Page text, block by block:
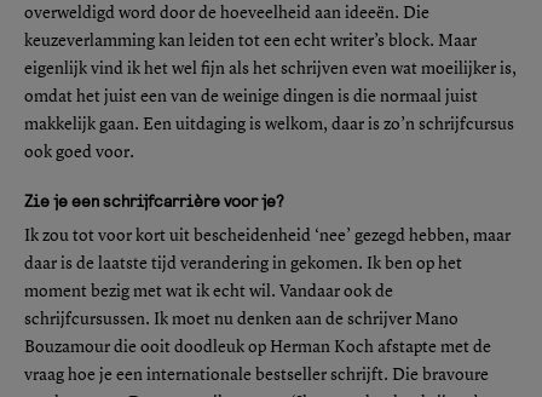
overweldigd word door de hoeveelheid aan ideeën. Die
keuzeverlamming kan leiden tot een echt writer’s block. Maar
eigenlijk vind ik het wel fijn als het schrijven even wat moeilijker is,
omdat het juist een van de weinige dingen is die normaal juist
makkelijk gaan. Een uitdaging is welkom, daar is zo’n schrijfcursus
ook goed voor.
Zie je een schrijfcarrière voor je?
Ik zou tot voor kort uit bescheidenheid ‘nee’ gezegd hebben, maar
daar is de laatste tijd verandering in gekomen. Ik ben op het
moment bezig met wat ik echt wil. Vandaar ook de
schrijfcursussen. Ik moet nu denken aan de schrijver Mano
Bouzamour die ooit doodleuk op Herman Koch afstapte met de
vraag hoe je een internationale bestseller schrijft. Die bravoure